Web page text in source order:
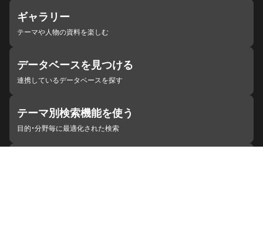
ギャラリー
テーマや人物の資料を楽しむ
データベースを見つける
連携しているデータベースを探す
テーマ別検索機能を使う
目的・分野毎に最適化された検索